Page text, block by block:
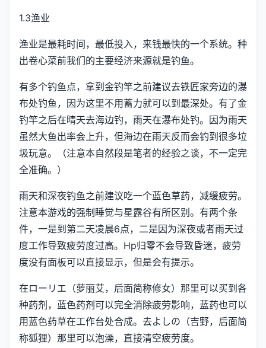
1.3渔业
渔业是最耗时间，最低投入，来钱最快的一个系统。种
出卷心菜前我们的主要经济来源就是钓鱼。
有多个钓鱼点，拿到金钓竿之前建议去铁匠家旁边的瀑
布处钓鱼，因为这里不用蓄力就可以到最深处。有了金
钓竿之后在晴天去海边钓，雨天在瀑布处钓。因为雨天
虽然大鱼出率会上升，但海边在雨天反而会钓到很多垃
圾玩意。（注意本自然段是笔者的经验之谈，不一定完
全准确。）
雨天和深夜钓鱼之前建议吃一个蓝色草药，减缓疲劳。
注意本游戏的强制睡觉与星露谷有所区别。有两个条
件，一是到第二天凌晨6点，二是因为深夜或者雨天过
度工作导致疲劳度过高。Hp归零不会导致昏迷，疲劳
度没有面板可以直接显示，但是会有提示。
在ローリエ（萝丽艾，后面简称修女）那里可以买到各
种药剂，蓝色药剂可以完全消除疲劳影响，蓝药也可以
用蓝色药草在工作台处合成。去よしの（吉野，后面简
称狐狸）那里可以泡澡，直接清空疲劳度。